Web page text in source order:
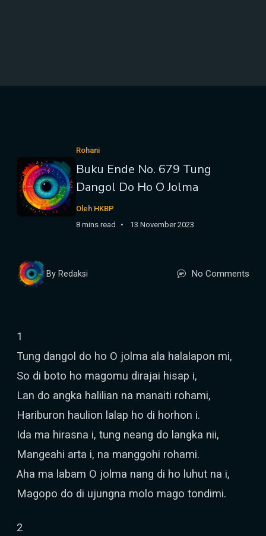
Rohani
Buku Ende No. 679 Tung
Dangol Do Ho O Jolma
Oleh HKBP
8 mins read
13 November 2023
By Redaksi No Comments
1
Tung dangol do ho O jolma ala halalapon mi,
So di boto ho magomu dirajai hisap i,
Lan do angka halilian na manaiti rohami,
Hariburon haulion lalap ho di horhon i.
Ida ma hirasna i, tung neang do langka nii,
Mangeahi arta i, na manggohi rohami.
Aha ma labam O jolma nang di ho luhut na i,
Magopo do di ujungna molo mago tondimi.
2